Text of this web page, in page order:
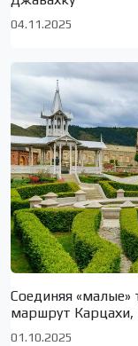
04.11.2025
Соединяя
маршрут Карцахи,
01.10.2025